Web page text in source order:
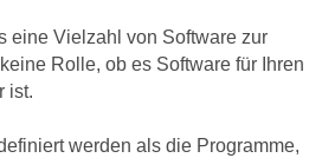
eine Vielzahl von Software zur
Rolle, ob es Software für Ihren
ist.
werden als die Programme,